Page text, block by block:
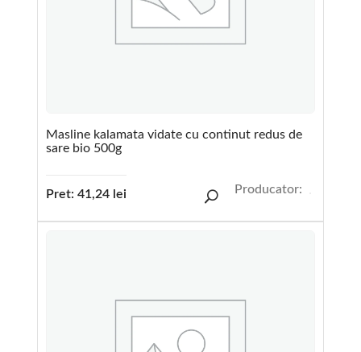
Masline kalamata vidate cu continut redus de
sare bio 500g
Pret: 41,24 lei Producator: